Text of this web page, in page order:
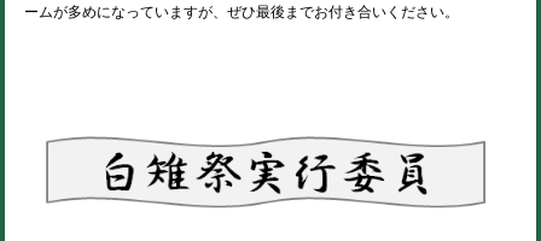
ームが多めになっていますが、ぜひ最後までお付き合いください。